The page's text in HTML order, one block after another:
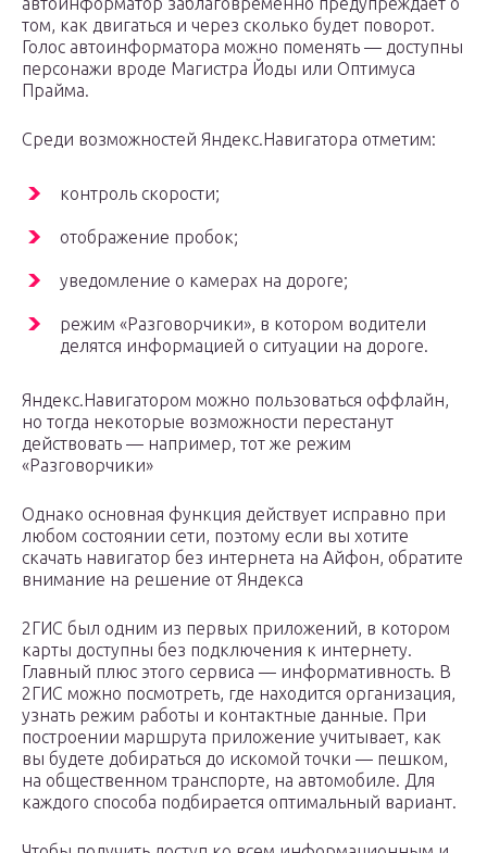
том, как двигаться и через сколько будет поворот.
Голос автоинформатора можно поменять — доступны
персонажи вроде Магистра Йоды или Оптимуса
Прайма.
Среди возможностей Яндекс.Навигатора отметим:
контроль скорости;
отображение пробок;
уведомление о камерах на дороге;
режим «Разговорчики», в котором водители
делятся информацией о ситуации на дороге.
Яндекс.Навигатором можно пользоваться оффлайн,
но тогда некоторые возможности перестанут
действовать — например, тот же режим
«Разговорчики»
Однако основная функция действует исправно при
любом состоянии сети, поэтому если вы хотите
скачать навигатор без интернета на Айфон, обратите
внимание на решение от Яндекса
2ГИС был одним из первых приложений, в котором
карты доступны без подключения к интернету.
Главный плюс этого сервиса — информативность. В
2ГИС можно посмотреть, где находится организация,
узнать режим работы и контактные данные. При
построении маршрута приложение учитывает, как
вы будете добираться до искомой точки — пешком,
на общественном транспорте, на автомобиле. Для
каждого способа подбирается оптимальный вариант.